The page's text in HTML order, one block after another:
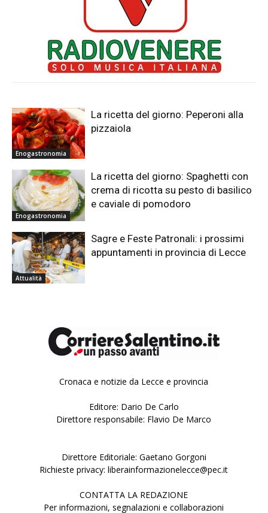
Enogastronomia
La ricetta del giorno: Peperoni alla
pizzaiola
Enogastronomia
La ricetta del giorno: Spaghetti con
crema di ricotta su pesto di basilico
e caviale di pomodoro
Attualità
Sagre e Feste Patronali: i prossimi
appuntamenti in provincia di Lecce
Cronaca e notizie da Lecce e provincia
Editore: Dario De Carlo
Direttore responsabile: Flavio De Marco
Direttore Editoriale: Gaetano Gorgoni
Richieste privacy: liberainformazionelecce@pec.it
CONTATTA LA REDAZIONE
Per informazioni, segnalazioni e collaborazioni